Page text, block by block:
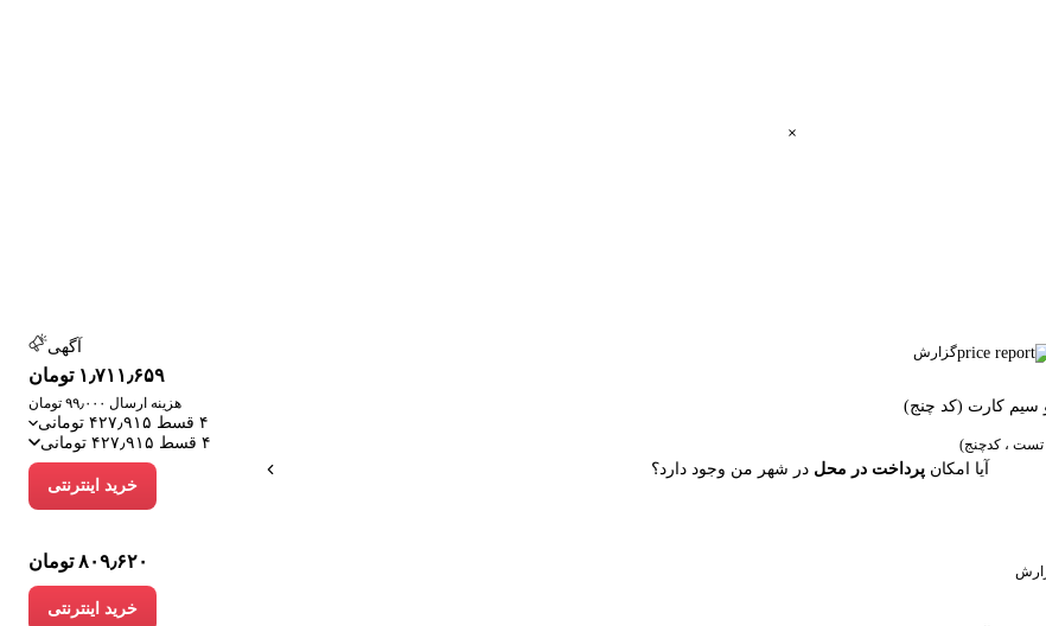
گزارش
آیا امکانپرداخت در محل در شهر من وجود دارد؟
آگهی
۱٫۷۱۱٫۶۵۹ تومان
هزینه ارسال ۹۹٫۰۰۰ تومان
۴ قسط ۴۲۷٫۹۱۵ تومانی
۴ قسط ۴۲۷٫۹۱۵ تومانی
خرید اینترنتی
۸۰۹٫۶۲۰ تومان
خرید اینترنتی